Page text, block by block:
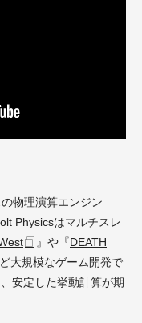
物理演算エンジン
Physicsはマルチスレ
』や『DEATH
大規模なゲーム開発で
安定した挙動計算が期